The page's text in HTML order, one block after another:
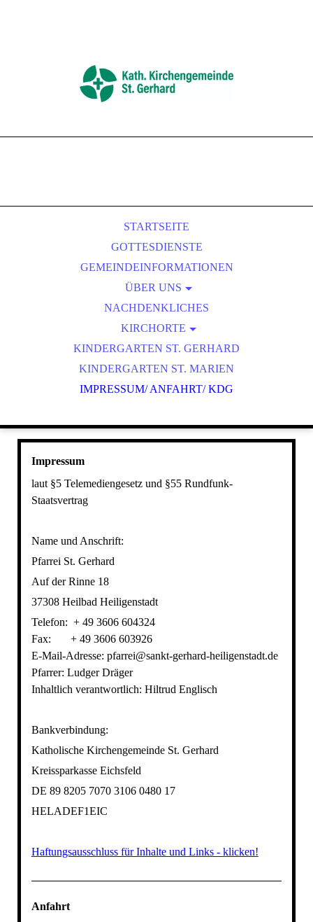
STARTSEITE
GOTTESDIENSTE
GEMEINDEINFORMATIONEN
ÜBER UNS
GREMIEN
KIRCHENMUSIK
UNSERE ORGELN
NACHDENKLICHES
KIRCHORTE
ST. GERHARD HEILIGENSTADT
ST. COSMAS UND DAMIAN GEISLEDEN
ST. NIKOLAUS HEUTHEN
KINDERGARTEN ST. GERHARD
KINDERGARTEN ST. MARIEN
IMPRESSUM/ ANFAHRT/ KDG
Impressum
laut §5 Telemediengesetz und §55 Rundfunk-
Staatsvertrag
Name und Anschrift:
Pfarrei St. Gerhard
Auf der Rinne 18
37308 Heilbad Heiligenstadt
Telefon: + 49 3606 604324
Fax: + 49 3606 603926
E-Mail-Adresse: pfarrei@sankt-gerhard-heiligenstadt.de
Pfarrer: Ludger Dräger
Inhaltlich verantwortlich: Hiltrud Englisch
Bankverbindung:
Katholische Kirchengemeinde St. Gerhard
Kreissparkasse Eichsfeld
DE 89 8205 7070 3106 0480 17
HELADEF1EIC
Haftungsausschluss für Inhalte und Links - klicken!
Anfahrt